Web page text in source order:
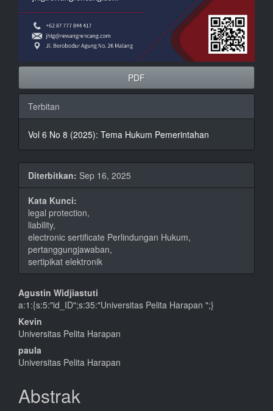
PDF
Terbitan
Vol 6 No 8 (2025): Tema Hukum Pemerintahan
Diterbitkan: Sep 16, 2025
Kata Kunci:
legal protection,
liability,
electronic sertificate Perlindungan Hukum,
pertanggungjawaban,
sertipikat elektronik
Isi
Artikel
Utama
Agustin Widjiastuti
a:1:{s:5:"id_ID";s:35:"Universitas Pelita Harapan ";}
Kevin
Universitas Pelita Harapan
paula
Universitas Pelita Harapan
Abstrak